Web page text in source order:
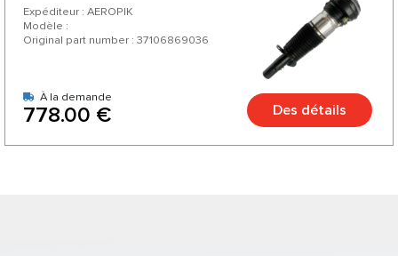
Expéditeur : AEROPIK
Modèle :
Original part number : 37106869036
À la demande
778.00 € Des détails